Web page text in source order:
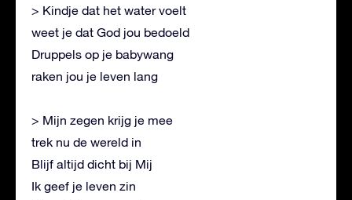
> Kindje dat het water voelt
weet je dat God jou bedoeld
Druppels op je babywang
raken jou je leven lang
> Mijn zegen krijg je mee
trek nu de wereld in
Blijf altijd dicht bij Mij
Ik geef je leven zin